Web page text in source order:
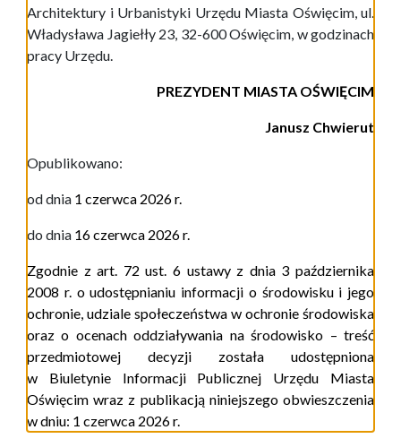
Architektury i Urbanistyki Urzędu Miasta Oświęcim, ul.
Władysława Jagiełły 23, 32-600 Oświęcim, w godzinach
pracy Urzędu.
PREZYDENT MIASTA OŚWIĘCIM
Janusz Chwierut
Opublikowano:
od dnia 1 czerwca 2026 r.
do dnia 16 czerwca 2026 r.
Zgodnie z art. 72 ust. 6 ustawy z dnia 3 października
2008 r. o udostępnianiu informacji o środowisku i jego
ochronie, udziale społeczeństwa w ochronie środowiska
oraz o ocenach oddziaływania na środowisko – treść
przedmiotowej decyzji została udostępniona
w Biuletynie Informacji Publicznej Urzędu Miasta
Oświęcim wraz z publikacją niniejszego obwieszczenia
w dniu: 1 czerwca 2026 r.